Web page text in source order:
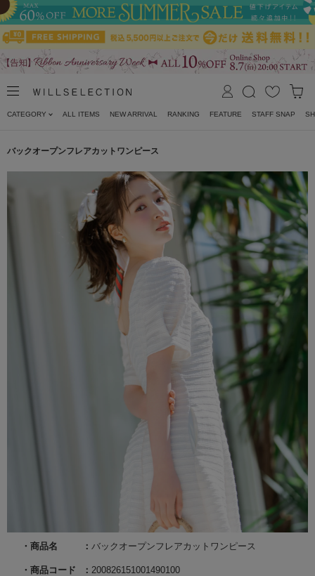
CATEGORY ALL ITEMS NEW ARRIVAL RANKING FEATURE STAFF SNAP
バックオープンフレアカットワンピース
商品名 バックオープンフレアカットワンピース
商品コード 200826151001490100